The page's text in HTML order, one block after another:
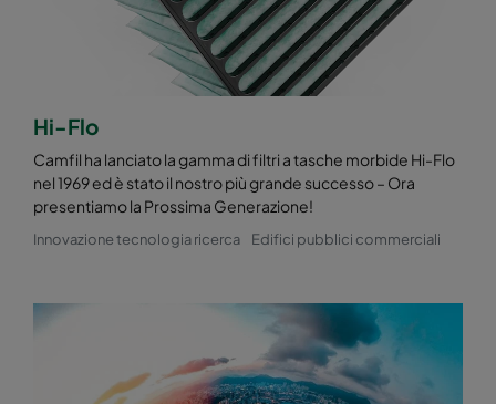
Hi-Flo
Camfil ha lanciato la gamma di filtri a tasche morbide Hi-Flo
nel 1969 ed è stato il nostro più grande successo – Ora
presentiamo la Prossima Generazione!
Innovazione tecnologia ricerca Edifici pubblici commerciali